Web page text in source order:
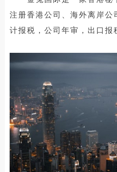
注册香港公司、海外离岸公
计报税，公司年审，出口报